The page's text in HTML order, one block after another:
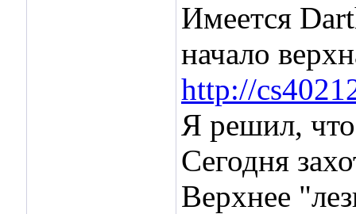
Имеется
начало
http://
Я решил,
Сегодня
Верхнее